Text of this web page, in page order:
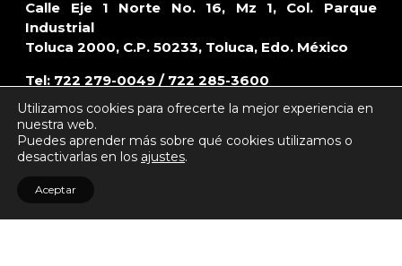
Calle Eje 1 Norte No. 16, Mz 1, Col. Parque
Industrial
Toluca 2000, C.P. 50233, Toluca, Edo. México
Tel: 722 279-0049 / 722 285-3600
Lada sin costo: 800 – CARRAZO (2277296)
Mail:webmaster@bardahl.com.mx
Utilizamos cookies para ofrecerte la mejor experiencia en
nuestra web.
Puedes aprender más sobre qué cookies utilizamos o
desactivarlas en los ajustes.
Aceptar